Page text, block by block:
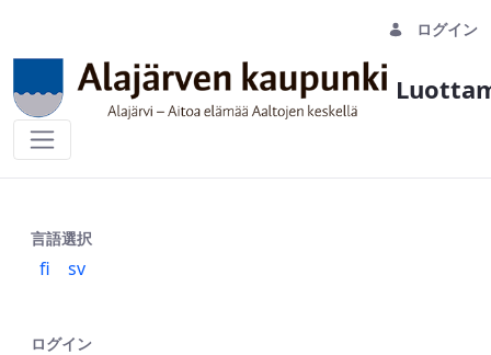
ログイン
Sisäänkirjautuminen
言語選択
fi sv
ログイン